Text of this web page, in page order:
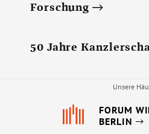
Forschung
50 Jahre
Unsere
FORUM
BERLIN